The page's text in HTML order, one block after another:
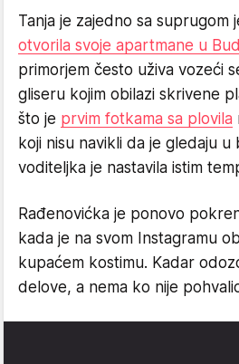
Tanja je zajedno sa suprugom
otvorila svoje apartmane u
primorjem često uživa vozeći
gliseru kojim obilazi skrivene
što je prvim fotkama sa plovila
koji nisu navikli da je gledaju u
voditeljka je nastavila istim
Rađenovićka je ponovo
kada je na svom Instagramu
kupaćem kostimu. Kadar
delove, a nema ko nije